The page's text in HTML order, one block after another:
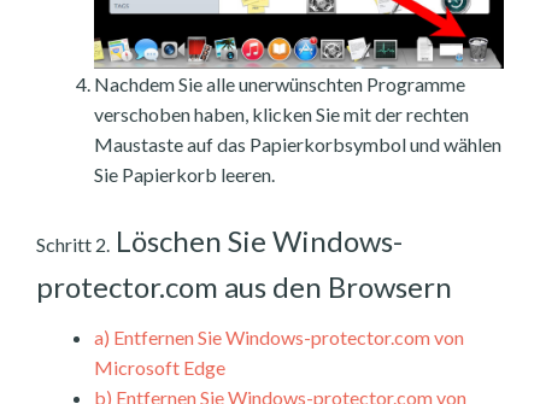
Nachdem Sie alle unerwünschten Programme
verschoben haben, klicken Sie mit der rechten
Maustaste auf das Papierkorbsymbol und wählen
Sie Papierkorb leeren.
Schritt 2. Löschen Sie Windows-
protector.com aus den Browsern
a) Entfernen Sie Windows-protector.com von
Microsoft Edge
b) Entfernen Sie Windows-protector.com von